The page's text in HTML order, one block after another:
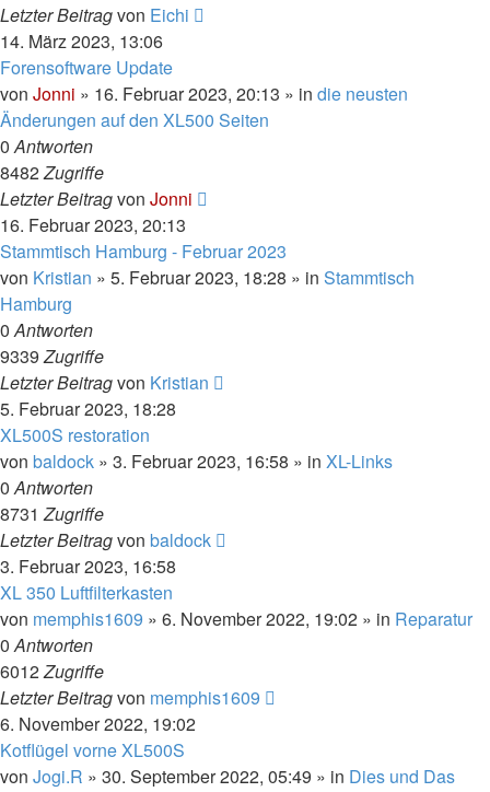
Letzter Beitragvon Eichi
14. März 2023, 13:06
Forensoftware Update
von Jonni » 16. Februar 2023, 20:13 » in die neusten
Änderungen auf den XL500 Seiten
0Antworten
8482Zugriffe
Letzter Beitragvon Jonni
16. Februar 2023, 20:13
Stammtisch Hamburg - Februar 2023
von Kristian » 5. Februar 2023, 18:28 » in Stammtisch
Hamburg
0Antworten
9339Zugriffe
Letzter Beitragvon Kristian
5. Februar 2023, 18:28
XL500S restoration
von baldock » 3. Februar 2023, 16:58 » in XL-Links
0Antworten
8731Zugriffe
Letzter Beitragvon baldock
3. Februar 2023, 16:58
XL 350 Luftfilterkasten
von memphis1609 » 6. November 2022, 19:02 » in Reparatur
0Antworten
6012Zugriffe
Letzter Beitragvon memphis1609
6. November 2022, 19:02
Kotflügel vorne XL500S
von Jogi.R » 30. September 2022, 05:49 » in Dies und Das